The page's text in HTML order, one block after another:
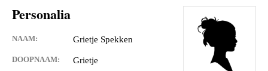
Personalia
NAAM: Grietje Spekken
DOOPNAAM: Grietje